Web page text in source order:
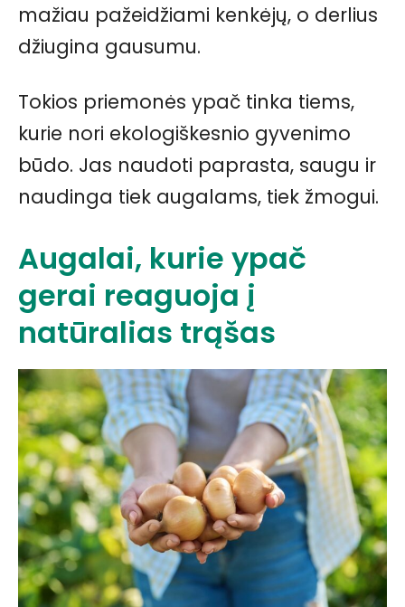
mažiau pažeidžiami kenkėjų, o derlius
džiugina gausumu.
Tokios priemonės ypač tinka tiems,
kurie nori ekologiškesnio gyvenimo
būdo. Jas naudoti paprasta, saugu ir
naudinga tiek augalams, tiek žmogui.
Augalai, kurie ypač
gerai reaguoja į
natūralias trąšas